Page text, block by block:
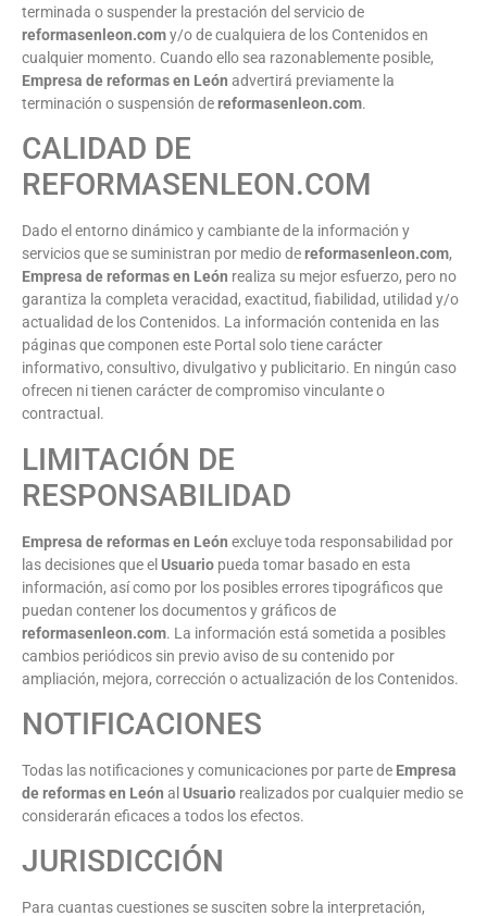
terminada o suspender la prestación del servicio de
reformasenleon.comy/o de cualquiera de los Contenidos en
cualquier momento. Cuando ello sea razonablemente posible,
Empresa de reformas en León advertirá previamente la
terminación o suspensión dereformasenleon.com.
CALIDAD DE
REFORMASENLEON.COM
Dado el entorno dinámico y cambiante de la información y
servicios que se suministran por medio dereformasenleon.com,
Empresa de reformas en León realiza su mejor esfuerzo, pero no
garantiza la completa veracidad, exactitud, fiabilidad, utilidad y/o
actualidad de los Contenidos. La información contenida en las
páginas que componen este Portal solo tiene carácter
informativo, consultivo, divulgativo y publicitario. En ningún caso
ofrecen ni tienen carácter de compromiso vinculante o
contractual.
LIMITACIÓN DE
RESPONSABILIDAD
Empresa de reformas en León excluye toda responsabilidad por
las decisiones que elUsuario pueda tomar basado en esta
información, así como por los posibles errores tipográficos que
puedan contener los documentos y gráficos de
reformasenleon.com. La información está sometida a posibles
cambios periódicos sin previo aviso de su contenido por
ampliación, mejora, corrección o actualización de los Contenidos.
NOTIFICACIONES
Todas las notificaciones y comunicaciones por parte de Empresa
de reformas en León al Usuario realizados por cualquier medio se
considerarán eficaces a todos los efectos.
JURISDICCIÓN
Para cuantas cuestiones se susciten sobre la interpretación,